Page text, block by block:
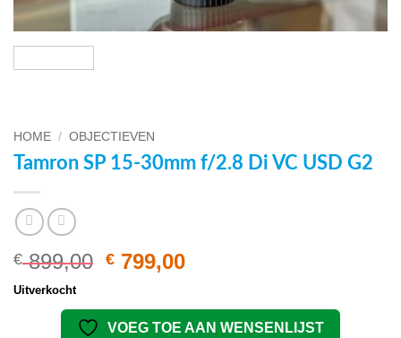
HOME / OBJECTIEVEN
Tamron SP 15-30mm f/2.8 Di VC USD G2
€899,00 Oorspronkelijke
was:
€ 899,00.
€ 799,00Huidige
is:
€ 799,00.
Uitverkocht
VOEG TOE AAN WENSENLIJST